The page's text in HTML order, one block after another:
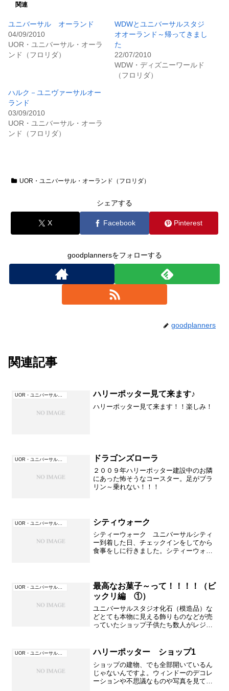
関連
ユニバーサル オーランド
04/09/2010
UOR・ユニバーサル・オーラ
ンド（フロリダ）
WDWとユニバーサルスタジ
オオーランド～帰ってきまし
た
22/07/2010
WDW・ディズニーワールド
（フロリダ）
ハルク－ユニヴァーサルオー
ランド
03/09/2010
UOR・ユニバーサル・オーラ
ンド（フロリダ）
UOR・ユニバーサル・オーランド（フロリダ）
シェアする
X Facebook Pinterest
goodplannersをフォローする
goodplanners
関連記事
UOR・ユニバーサル・オーランド（フロリダ） ハリーポッター見て来ます♪
ハリーポッター見て来ます！！楽しみ！
ドラゴンズローラ
２００９年ハリーポッター建設中のお隣
にあった怖そうなコースター。足がブラ
リン～乗れない！！！
シティウォーク
シティーウォーク ユニバーサルシティ
ー到着した日、チェックインをしてから
食事をしに行きました。シティーウォー
ーを早朝からめざすので...
UOR・ユニバーサル・オーランド（フロリダ）
最高なお菓子～って！！！！（ビ
ックリ編 ①）
ユニバーサルスタジオ化石（模造品）な
どとても本物に見える飾りものなどが売
っていたショップ子供たち数人がレジの
クリ！！！！！何やらカラフルな箱が...
キャンディーなどお菓...
UOR・ユニバーサル・オーランド（フロリダ） ハリーポッター ショップ1
ショップの建物、でも全部開いているん
じゃないんですよ。ウィンドーのデコレ
ーションや不思議なものや写真を見てみ